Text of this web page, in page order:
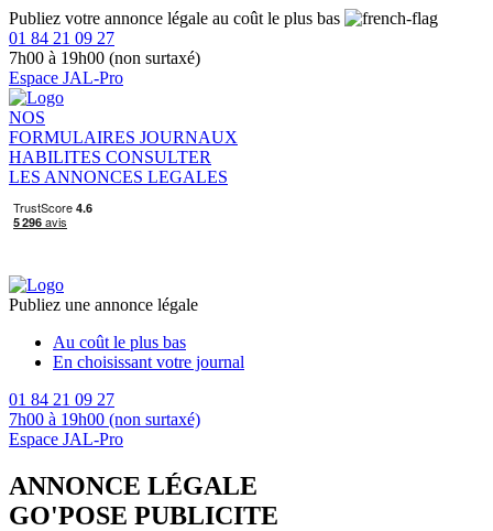
Publiez votre annonce légale au coût le plus bas
01 84 21 09 27
7h00 à 19h00 (non surtaxé)
Espace JAL-Pro
NOS
FORMULAIRES JOURNAUX
HABILITES CONSULTER
LES ANNONCES LEGALES
Publiez une annonce légale
Au coût le plus bas
En choisissant votre journal
01 84 21 09 27
7h00 à 19h00 (non surtaxé)
Espace JAL-Pro
ANNONCE LÉGALE
GO'POSE PUBLICITE